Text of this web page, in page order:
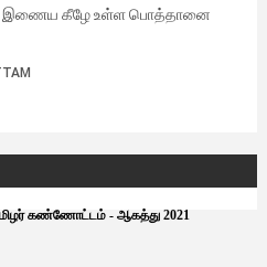
இணைய கீழே உள்ள பொத்தானை
கண்ணோட்டம் - ஆகத்து 2021